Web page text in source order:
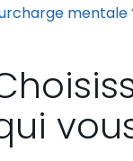
mentale